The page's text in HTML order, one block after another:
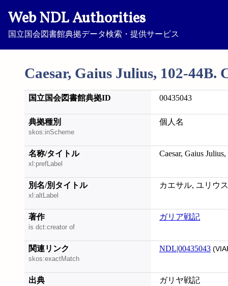
Web NDL Authorities
国立国会図書館典拠データ検索・提供サービス
Caesar, Gaius Julius, 102-44B.
国立国会図書館典拠ID 00435043
典拠種別
skos:inScheme
個人名
名称/タイトル
xl:prefLabel
Caesar, Gaius
別名/別タイトル
xl:altLabel
カエサル, ユリウス
著作
is dct:creator of
ガリア戦記
関連リンク
skos:exactMatch
NDL|00435043
出典
ガリヤ戦記